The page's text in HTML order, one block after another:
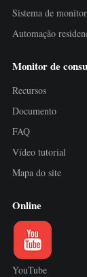
Sistema de
Automação
Monitor de
Recursos
Documento
FAQ
Vídeo tutorial
Mapa do site
Online
YouTube